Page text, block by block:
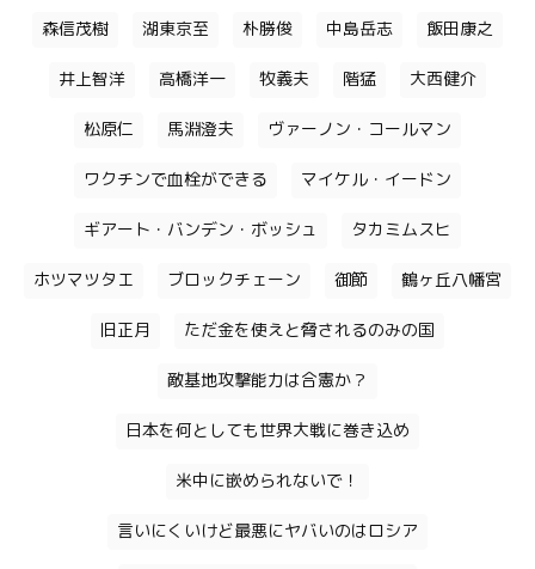
森信茂樹 湖東京至 朴勝俊 中島岳志 飯田康之
井上智洋 高橋洋一 牧義夫 階猛 大西健介
松原仁 馬淵澄夫 ヴァーノン・コールマン
ワクチンで血栓ができる マイケル・イードン
ギアート・バンデン・ボッシュ タカミムスヒ
ホツマツタエ ブロックチェーン 御節 鶴ヶ丘八幡宮
旧正月 ただ金を使えと脅されるのみの国
敵基地攻撃能力は合憲か？
日本を何としても世界大戦に巻き込め
米中に嵌められないで！
言いにくいけど最悪にヤバいのはロシア